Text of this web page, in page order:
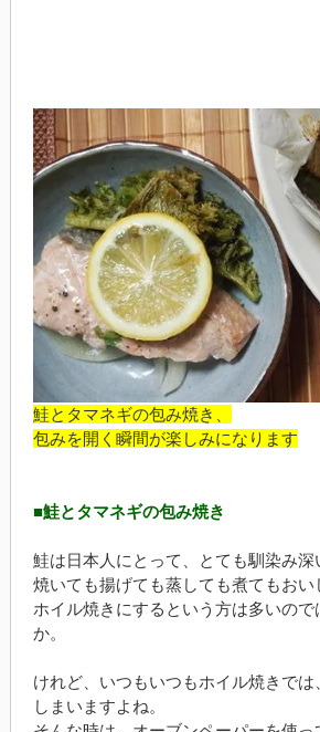
鮭とタマネギの包み焼き、
包みを開く瞬間が楽しみになります
■鮭とタマネギの包み焼き
鮭は日本人にとって、とても馴染み深
焼いても揚げても蒸しても煮てもおい
ホイル焼きにするという方は多いので
か。
けれど、いつもいつもホイル焼きでは
しまいますよね。